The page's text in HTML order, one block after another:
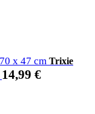
Trixie
14,99 €